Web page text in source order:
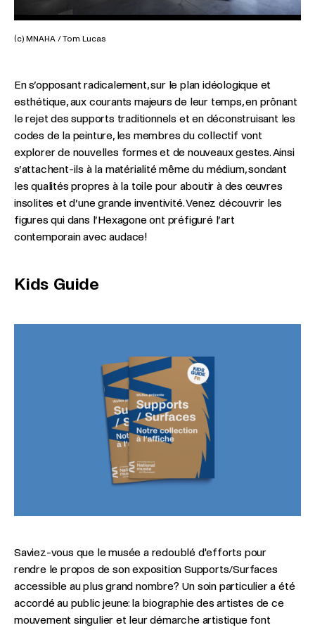
(c) MNAHA / Tom Lucas
En s’opposant radicalement, sur le plan idéologique et
esthétique, aux courants majeurs de leur temps, en prônant
le rejet des supports traditionnels et en déconstruisant les
codes de la peinture, les membres du collectif vont
explorer de nouvelles formes et de nouveaux gestes. Ainsi
s’attachent-ils à la matérialité même du médium, sondant
les qualités propres à la toile pour aboutir à des œuvres
insolites et d’une grande inventivité. Venez découvrir les
figures qui dans l’Hexagone ont préfiguré l’art
contemporain avec audace!
Kids Guide
Saviez-vous que le musée a redoublé d'efforts pour
rendre le propos de son exposition Supports/Surfaces
accessible au plus grand nombre? Un soin particulier a été
accordé au public jeune: la biographie des artistes de ce
mouvement singulier et leur démarche artistique font